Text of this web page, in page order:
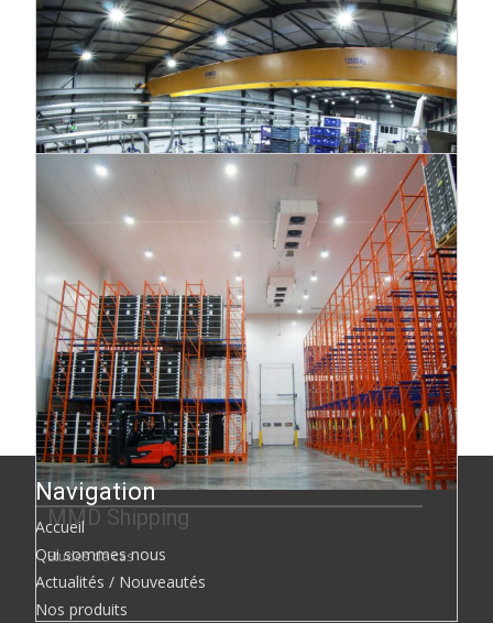
Martisa
Etudes de cas
MMD Shipping
Etudes de cas
Navigation
Accueil
Qui sommes nous
Actualités / Nouveautés
Nos produits